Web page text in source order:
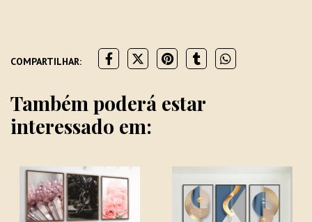
COMPARTILHAR:
Também poderá estar
interessado em: